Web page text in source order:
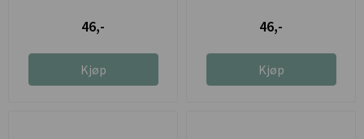
46,-
Kjøp
46,-
Kjøp